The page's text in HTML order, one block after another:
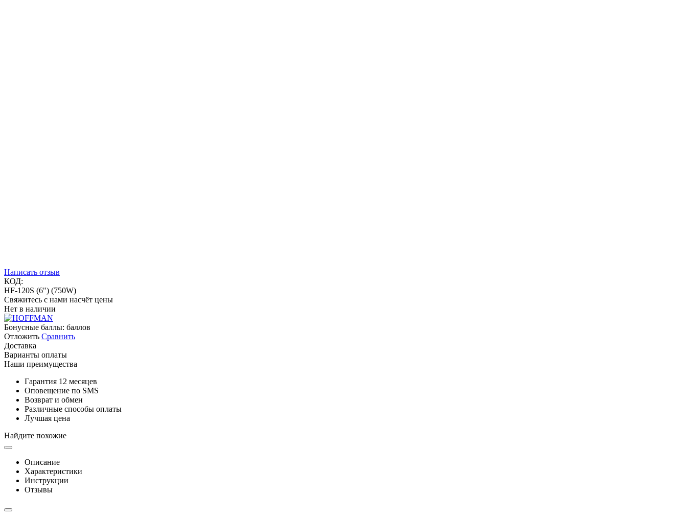
Написать отзыв
КОД:
HF-120S (6") (750W)
Свяжитесь с нами насчёт цены
Нет в наличии
Бонусные баллы: баллов
Отложить Сравнить
Доставка
Варианты оплаты
Наши преимущества
Гарантия 12 месяцев
Оповещение по SMS
Возврат и обмен
Различные способы оплаты
Лучшая цена
Найдите похожие
Описание
Характеристики
Инструкции
Отзывы